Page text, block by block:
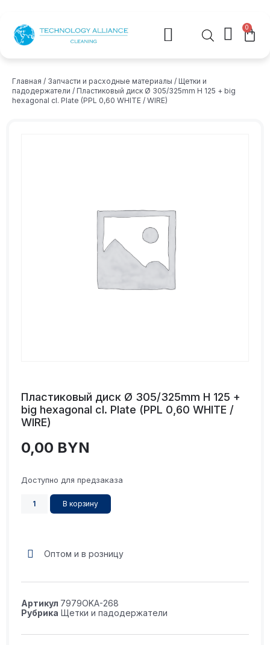
0
Главная / Запчасти и расходные материалы / Щетки и
падодержатели / Пластиковый диск Ø 305/325mm H 125 + big
hexagonal cl. Plate (PPL 0,60 WHITE / WIRE)
Пластиковый диск Ø 305/325mm H 125 +
big hexagonal cl. Plate (PPL 0,60 WHITE /
WIRE)
0,00 BYN
Доступно для предзаказа
В корзину
Оптом и в розницу
Артикул 7979OKA-268
Рубрика Щетки и падодержатели